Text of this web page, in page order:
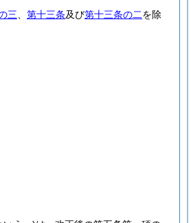
三 第十三条及び第十三条の二を除